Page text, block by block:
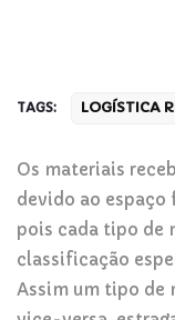
TAGS: LOGÍSTICA
Os materiais
devido ao espaço
pois cada tipo de
classificação
Assim um tipo de